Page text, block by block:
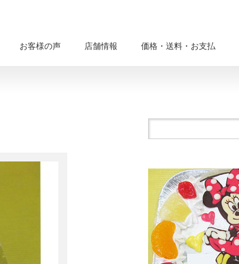
お客様の声 店舗情報 価格・送料・お支払